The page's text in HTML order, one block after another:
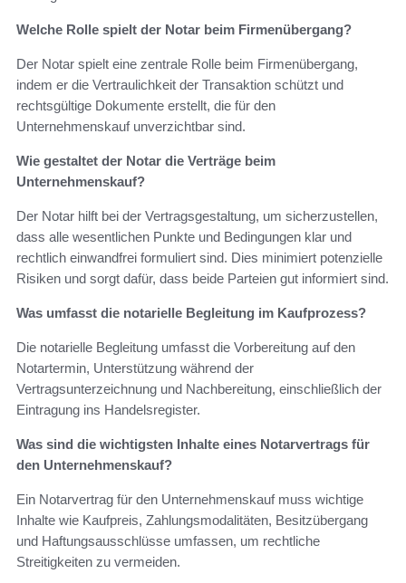
Welche Rolle spielt der Notar beim Firmenübergang?
Der Notar spielt eine zentrale Rolle beim Firmenübergang,
indem er die Vertraulichkeit der Transaktion schützt und
rechtsgültige Dokumente erstellt, die für den
Unternehmenskauf unverzichtbar sind.
Wie gestaltet der Notar die Verträge beim
Unternehmenskauf?
Der Notar hilft bei der Vertragsgestaltung, um sicherzustellen,
dass alle wesentlichen Punkte und Bedingungen klar und
rechtlich einwandfrei formuliert sind. Dies minimiert potenzielle
Risiken und sorgt dafür, dass beide Parteien gut informiert sind.
Was umfasst die notarielle Begleitung im Kaufprozess?
Die notarielle Begleitung umfasst die Vorbereitung auf den
Notartermin, Unterstützung während der
Vertragsunterzeichnung und Nachbereitung, einschließlich der
Eintragung ins Handelsregister.
Was sind die wichtigsten Inhalte eines Notarvertrags für
den Unternehmenskauf?
Ein Notarvertrag für den Unternehmenskauf muss wichtige
Inhalte wie Kaufpreis, Zahlungsmodalitäten, Besitzübergang
und Haftungsausschlüsse umfassen, um rechtliche
Streitigkeiten zu vermeiden.